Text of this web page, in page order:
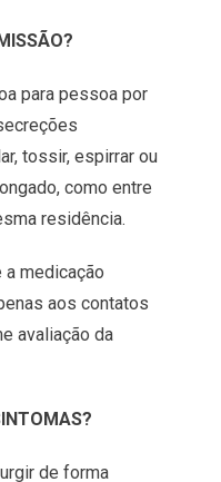
para pessoa por
tossir, espirrar ou
como entre
residência.
a medicação
aos contatos
avaliação da
de forma